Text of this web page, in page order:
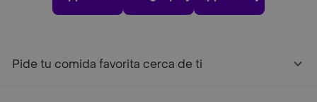
Pide tu comida favorita cerca de ti